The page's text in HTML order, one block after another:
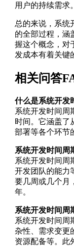
用户的持续需求。
总的来说，系统
的全部过程，涵
握这个概念，对
发成本有着关键
相关问答
什么是系统开发
系统开发时间周
时间。它涵盖了
部署等各个环节
系统开发时间周
系统开发时间周
开发团队的能力
要几周或几个月
年。
系统开发时间周
系统开发时间周
杂性、需求变更
资源配备等。此